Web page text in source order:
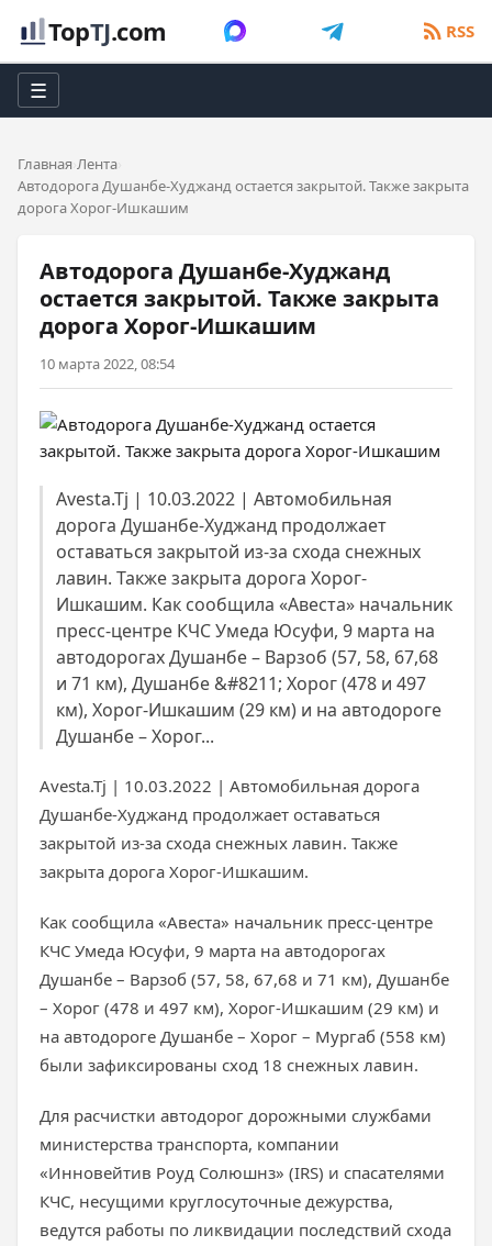
TopTJ.com RSS
☰
Главная Лента
Автодорога Душанбе-Худжанд остается закрытой. Также закрыта
дорога Хорог-Ишкашим
Автодорога Душанбе-Худжанд
остается закрытой. Также закрыта
дорога Хорог-Ишкашим
10 марта 2022, 08:54
Avesta.Tj | 10.03.2022 | Автомобильная
дорога Душанбе-Худжанд продолжает
оставаться закрытой из-за схода снежных
лавин. Также закрыта дорога Хорог-
Ишкашим. Как сообщила «Авеста» начальник
пресс-центре КЧС Умеда Юсуфи, 9 марта на
автодорогах Душанбе – Варзоб (57, 58, 67,68
и 71 км), Душанбе &#8211; Хорог (478 и 497
км), Хорог-Ишкашим (29 км) и на автодороге
Душанбе – Хорог...
Avesta.Tj | 10.03.2022 | Автомобильная дорога
Душанбе-Худжанд продолжает оставаться
закрытой из-за схода снежных лавин. Также
закрыта дорога Хорог-Ишкашим.
Как сообщила «Авеста» начальник пресс-центре
КЧС Умеда Юсуфи, 9 марта на автодорогах
Душанбе – Варзоб (57, 58, 67,68 и 71 км), Душанбе
– Хорог (478 и 497 км), Хорог-Ишкашим (29 км) и
на автодороге Душанбе – Хорог – Мургаб (558 км)
были зафиксированы сход 18 снежных лавин.
Для расчистки автодорог дорожными службами
министерства транспорта, компании
«Инновейтив Роуд Солюшнз» (IRS) и спасателями
КЧС, несущими круглосуточные дежурства,
ведутся работы по ликвидации последствий схода